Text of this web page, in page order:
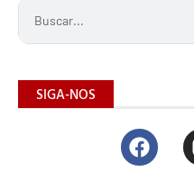
SIGA-NOS